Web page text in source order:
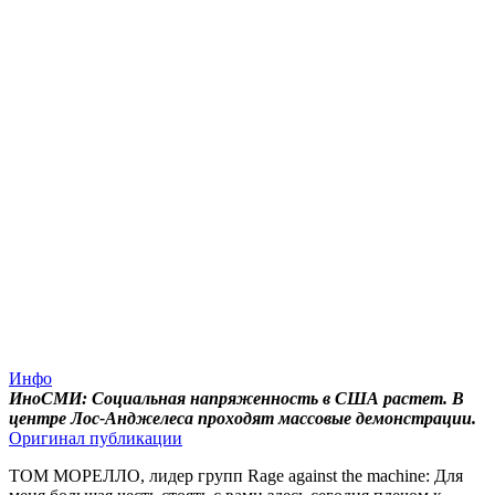
Инфо
ИноСМИ: Социальная напряженность в США растет. В
центре Лос-Анджелеса проходят массовые демонстрации.
Оригинал публикации
ТОМ МОРЕЛЛО, лидер групп Rage against the machine: Для